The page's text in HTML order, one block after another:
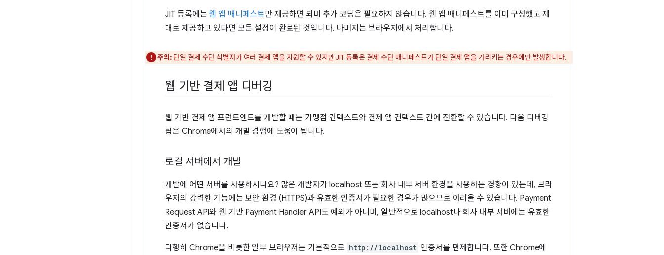
JIT 등록에는 웹 앱 매니페스트만 제공하면 되며 추가 코딩은 필요하지 않습니다. 웹 앱 매니페스트를 이미 구성했고 제
대로 제공하고 있다면 모든 설정이 완료된 것입니다. 나머지는 브라우저에서 처리합니다.
주의: 단일 결제 수단 식별자가 여러 결제 앱을 지원할 수 있지만 JIT 등록은 결제 수단 매니페스트가 단일 결제 앱을 가리키는 경우에만 발생합니다.
웹 기반 결제 앱 디버깅
웹 기반 결제 앱 프런트엔드를 개발할 때는 가맹점 컨텍스트와 결제 앱 컨텍스트 간에 전환할 수 있습니다. 다음 디버깅
팁은 Chrome에서의 개발 경험에 도움이 됩니다.
로컬 서버에서 개발
개발에 어떤 서버를 사용하시나요? 많은 개발자가 localhost 또는 회사 내부 서버 환경을 사용하는 경향이 있는데, 브라
우저의 강력한 기능에는 보안 환경 (HTTPS)과 유효한 인증서가 필요한 경우가 많으므로 어려울 수 있습니다. Payment
Request API와 웹 기반 Payment Handler API도 예외가 아니며, 일반적으로 localhost나 회사 내부 서버에는 유효한
인증서가 없습니다.
다행히 Chrome을 비롯한 일부 브라우저는 기본적으로 http://localhost 인증서를 면제합니다. 또한 Chrome에